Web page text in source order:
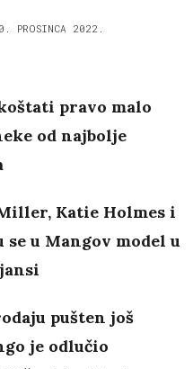
PROSINCA 2022.
pravo malo
od najbolje
Katie Holmes i
u Mangov model u
pušten još
je odlučio